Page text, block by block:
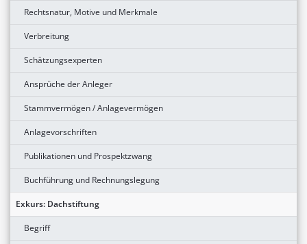
Rechtsnatur, Motive und Merkmale
Verbreitung
Schätzungsexperten
Ansprüche der Anleger
Stammvermögen / Anlagevermögen
Anlagevorschriften
Publikationen und Prospektzwang
Buchführung und Rechnungslegung
Exkurs: Dachstiftung
Begriff